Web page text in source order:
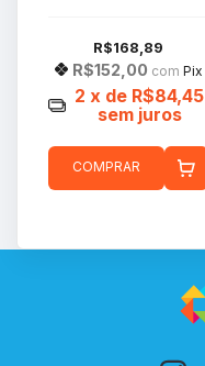
R$168,89
R$152,00 com Pix
2 x de R$84,45
sem juros
COMPRAR